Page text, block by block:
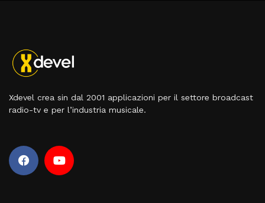
Xdevel crea sin dal 2001 applicazioni per il settore broadcast
radio-tv e per l’industria musicale.